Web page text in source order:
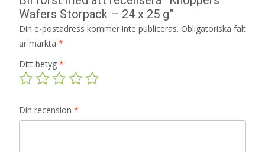
Wafers Storpack – 24 x 25 g”
Din e-postadress kommer inte publiceras. Obligatoriska fält
är märkta *
Ditt betyg *
Din recension *